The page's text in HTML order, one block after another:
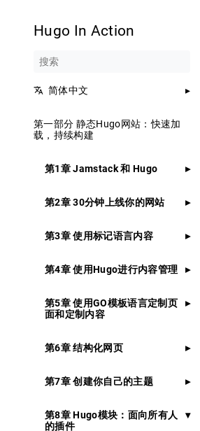
Hugo In Action
简体中文
第一部分 静态Hugo网站：快速加
载，持续构建
第1章 Jamstack 和 Hugo
第2章 30分钟上线你的网站
第3章 使用标记语言内容
第4章 使用Hugo进行内容管理
第5章 使用GO模板语言定制页
面和定制内容
第6章 结构化网页
第7章 创建你自己的主题
第8章 Hugo模块：面向所有人
的插件